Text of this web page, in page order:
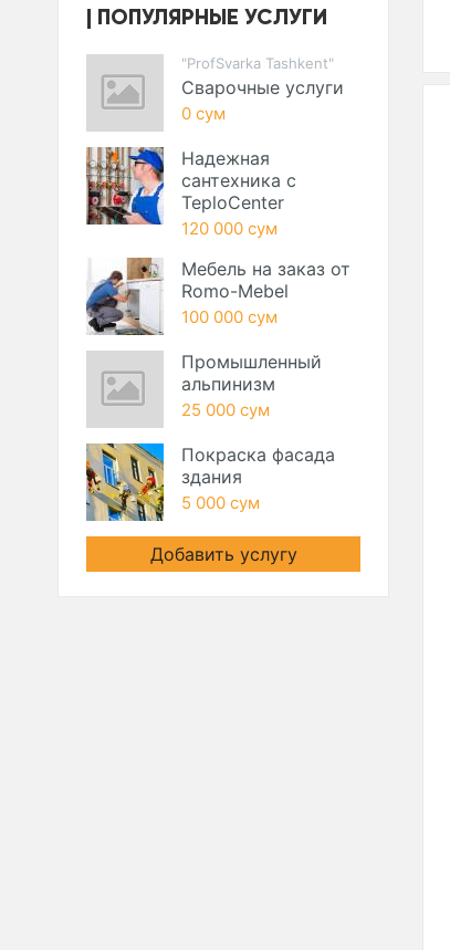
ПОПУЛЯРНЫЕ УСЛУГИ
"ProfSvarka Tashkent"
Сварочные услуги
0 сум
Надежная
сантехника с
TeploCenter
120 000 сум
Мебель на заказ от
Romo-Mebel
100 000 сум
Промышленный
альпинизм
25 000 сум
Покраска фасада
здания
5 000 сум
Добавить услугу